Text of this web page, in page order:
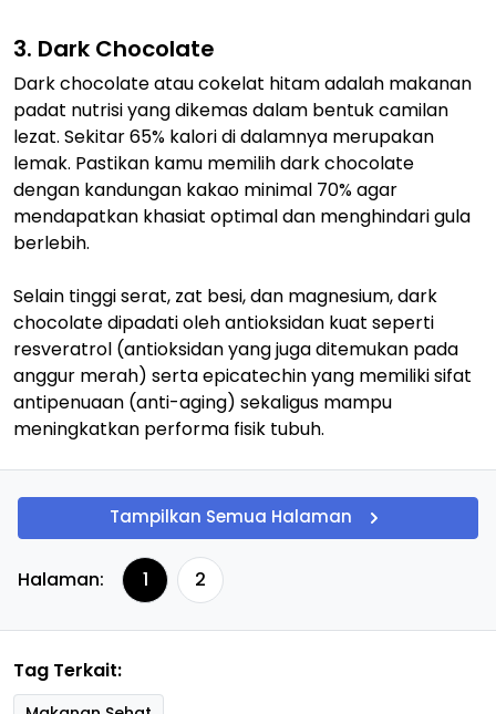
3. Dark Chocolate
Dark chocolate atau cokelat hitam adalah makanan
padat nutrisi yang dikemas dalam bentuk camilan
lezat. Sekitar 65% kalori di dalamnya merupakan
lemak. Pastikan kamu memilih dark chocolate
dengan kandungan kakao minimal 70% agar
mendapatkan khasiat optimal dan menghindari gula
berlebih.
Selain tinggi serat, zat besi, dan magnesium, dark
chocolate dipadati oleh antioksidan kuat seperti
resveratrol (antioksidan yang juga ditemukan pada
anggur merah) serta epicatechin yang memiliki sifat
antipenuaan (anti-aging) sekaligus mampu
meningkatkan performa fisik tubuh.
Tampilkan Semua Halaman
Halaman: 1 2
Tag Terkait: